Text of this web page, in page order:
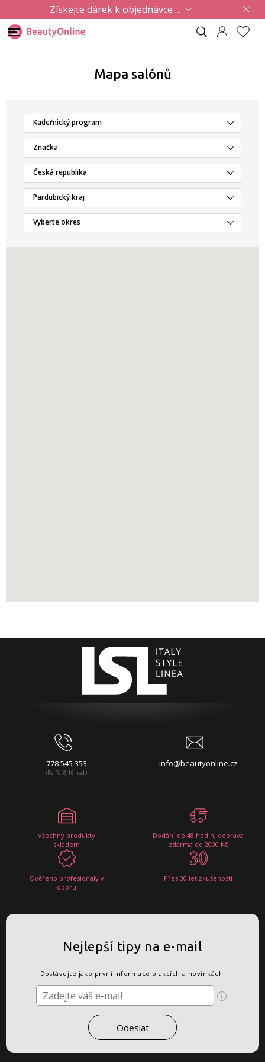
Získejte dárek k objednávce ...
Mapa salónů
Kadeřnický program
Značka
Česká republika
Pardubický kraj
Vyberte okres
778 545 353
(Po-Pá, 8-16 hod.)
info@beautyonline.cz
Všechny produkty
skladem
Dodání do 48 hodin, doprava
zdarma od 2000 Kč
Ověřeno profesionály v
oboru
Přes 30 let zkušeností
Nejlepší tipy na e-mail
Dostávejte jako první informace o akcích a novinkách.